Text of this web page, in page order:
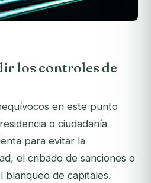
los controles de
en este punto
o ciudadanía
para evitar la
el cribado de sanciones o
blanqueo de capitales.